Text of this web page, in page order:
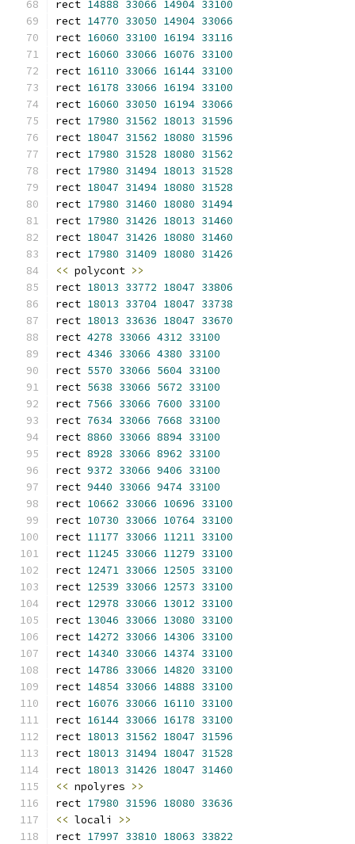
rect 14888 33066 14904 33100
rect 14770 33050 14904 33066
rect 16060 33100 16194 33116
rect 16060 33066 16076 33100
rect 16110 33066 16144 33100
rect 16178 33066 16194 33100
rect 16060 33050 16194 33066
rect 17980 31562 18013 31596
rect 18047 31562 18080 31596
rect 17980 31528 18080 31562
rect 17980 31494 18013 31528
rect 18047 31494 18080 31528
rect 17980 31460 18080 31494
rect 17980 31426 18013 31460
rect 18047 31426 18080 31460
rect 17980 31409 18080 31426
<< polycont >>
rect 18013 33772 18047 33806
rect 18013 33704 18047 33738
rect 18013 33636 18047 33670
rect 4278 33066 4312 33100
rect 4346 33066 4380 33100
rect 5570 33066 5604 33100
rect 5638 33066 5672 33100
rect 7566 33066 7600 33100
rect 7634 33066 7668 33100
rect 8860 33066 8894 33100
rect 8928 33066 8962 33100
rect 9372 33066 9406 33100
rect 9440 33066 9474 33100
rect 10662 33066 10696 33100
rect 10730 33066 10764 33100
rect 11177 33066 11211 33100
rect 11245 33066 11279 33100
rect 12471 33066 12505 33100
rect 12539 33066 12573 33100
rect 12978 33066 13012 33100
rect 13046 33066 13080 33100
rect 14272 33066 14306 33100
rect 14340 33066 14374 33100
rect 14786 33066 14820 33100
rect 14854 33066 14888 33100
rect 16076 33066 16110 33100
rect 16144 33066 16178 33100
rect 18013 31562 18047 31596
rect 18013 31494 18047 31528
rect 18013 31426 18047 31460
<< npolyres >>
rect 17980 31596 18080 33636
<< locali >>
rect 17997 33810 18063 33822